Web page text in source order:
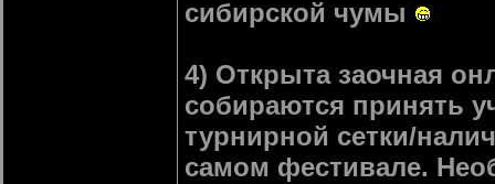
сибирской чумы
4) Открыта заочная
собираются принять
турнирной сетки/
самом фестивале.